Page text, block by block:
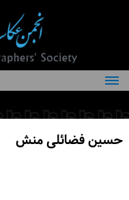
درباره
کمیته‌های
اعضاء
حسین فضائلی منش